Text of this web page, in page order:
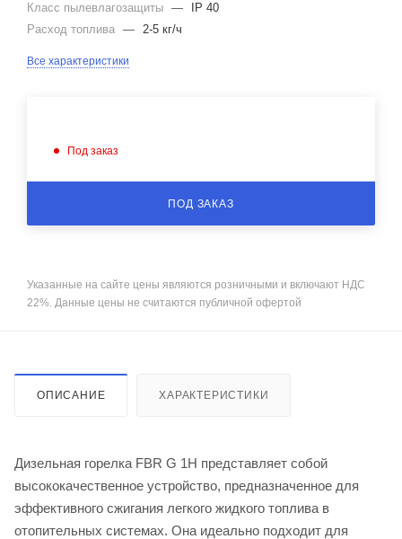
Класс пылевлагозащиты —
IP 40
Расход топлива — 2-5 кг/ч
Все характеристики
Под заказ
ПОД ЗАКАЗ
Указанные на сайте цены являются розничными и включают НДС
22%. Данные цены не считаются публичной офертой
ОПИСАНИЕ ХАРАКТЕРИСТИКИ
Дизельная горелка FBR G 1H представляет собой
высококачественное устройство, предназначенное для
эффективного сжигания легкого жидкого топлива в
отопительных системах. Она идеально подходит для